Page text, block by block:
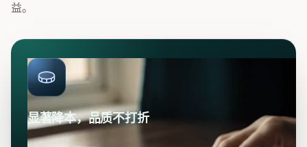
益。
显著降本，品质不打折